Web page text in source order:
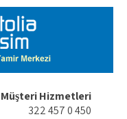
Müşteri Hizmetleri
322 457 0 450